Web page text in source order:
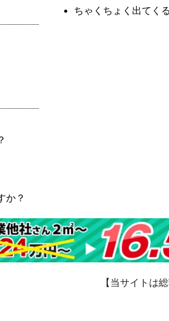
か？
ちゃくちょく出てく
【当サイトは